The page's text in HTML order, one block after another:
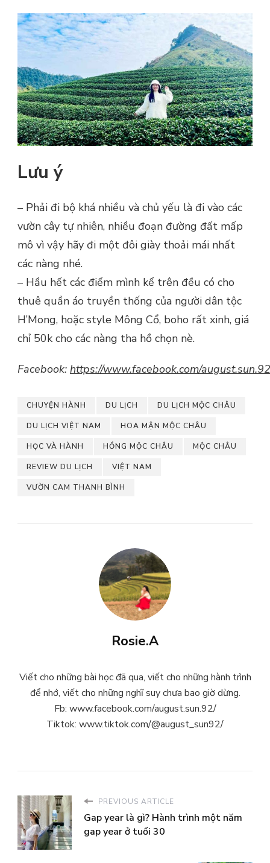
Lưu ý
– Phải đi bộ khá nhiều và chủ yếu là đi vào các
vườn cây tự nhiên, nhiều đoạn đường đất mấp
mô vì vậy hãy đi một đôi giày thoải mái nhất
các nàng nhé.
– Hầu hết các điểm mình kể trên đều có cho
thuê quần áo truyền thống của người dân tộc
H’Mong, hoặc style Mông Cổ, boho rất xinh, giá
chỉ 50k cho các nàng tha hồ chọn nè.
Facebook: https://www.facebook.com/august.sun.92
CHUYỆN HÀNH DU LỊCH DU LỊCH MỘC CHÂU
DU LỊCH VIỆT NAM HOA MẬN MỘC CHÂU
HỌC VÀ HÀNH HỒNG MỘC CHÂU MỘC CHÂU
REVIEW DU LỊCH VIỆT NAM
VƯỜN CAM THANH BÌNH
Rosie.A
Viết cho những bài học đã qua, viết cho những hành trình
để nhớ, viết cho những nghĩ suy chưa bao giờ dừng.
Fb: www.facebook.com/august.sun.92/
Tiktok: www.tiktok.com/@august_sun92/
PREVIOUS ARTICLE
Gap year là gì? Hành trình một năm
gap year ở tuổi 30